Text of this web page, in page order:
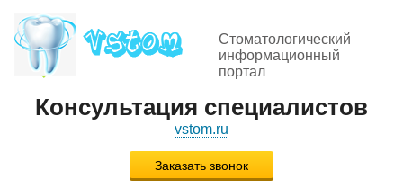
Стоматологический
информационный
портал
Консультация специалистов
vstom.ru
Заказать звонок